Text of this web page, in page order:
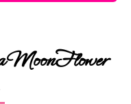
MoonFlower